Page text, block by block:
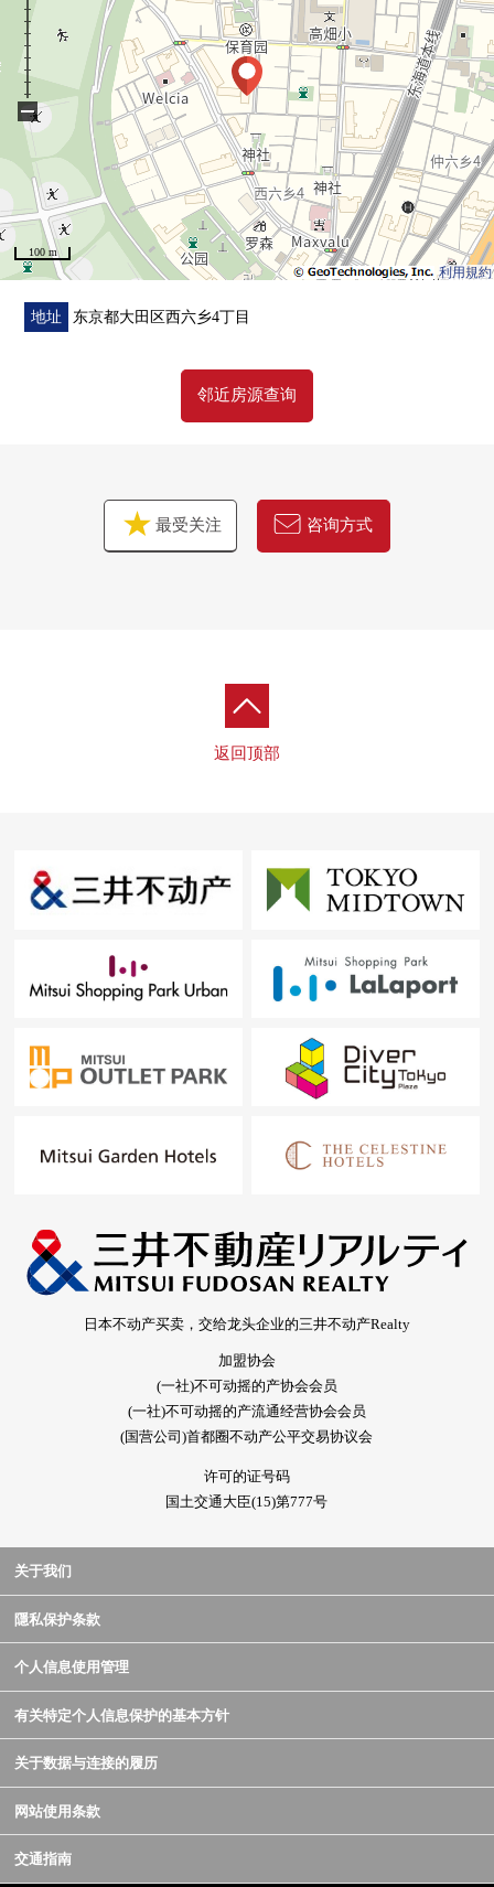
・Cross换新
・地板张替
・组合厨房交换
・整体卫浴交换
・盥洗台交换
・厕所更换其他
■ 在找想要的家方面给予帮助的━━━━━・・・
房源的详细、需讨论是如有意向，请跟我们联系。
利用規約
100 m
−
地址 东京都大田区西六乡4丁目
邻近房源查询
最受关注 咨询方式
返回顶部
日本不动产买卖，交给龙头企业的三井不动产Realty
加盟协会
(一社)不可动摇的产协会会员
(一社)不可动摇的产流通经营协会会员
(国营公司)首都圈不动产公平交易协议会
许可的证号码
国土交通大臣(15)第777号
关于我们
隱私保护条款
个人信息使用管理
有关特定个人信息保护的基本方针
关于数据与连接的履历
网站使用条款
交通指南